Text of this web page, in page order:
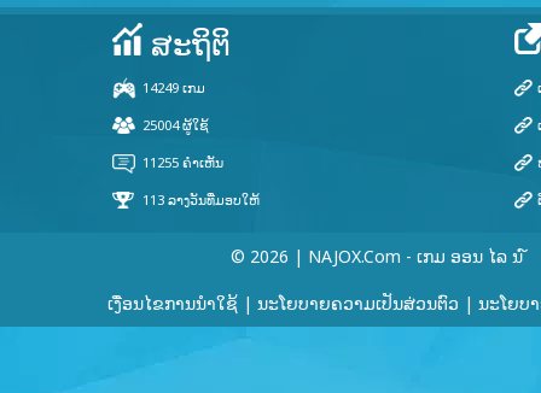
© 2026 | NAJOX.com - ເກມ ອອນ ໄລ ນ ໌
ເງື່ອນໄຂການນໍາໃຊ້ | ນະໂຍບາຍຄວາມເປັນສ່ວນຕົວ | ນະໂຍບ